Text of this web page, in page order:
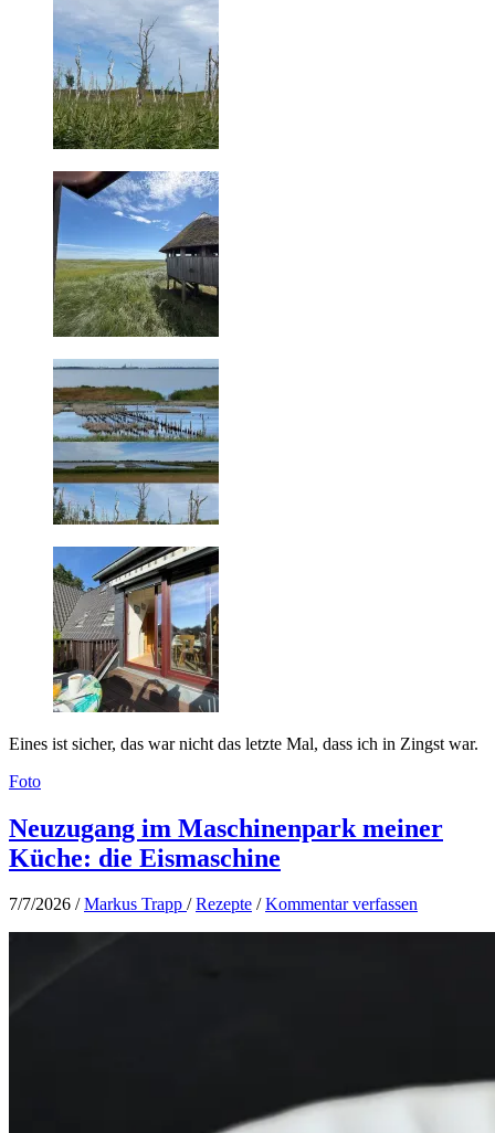
Eines ist sicher, das war nicht das letzte Mal, dass ich in Zingst war.
Foto
Neuzugang im Maschinenpark meiner
Küche: die Eismaschine
7/7/2026 /Markus Trapp /Rezepte /Kommentar verfassen